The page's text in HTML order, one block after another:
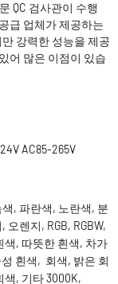
QC 검사관이 수행
급 업체가 제공하는
강력한 성능을 제공
어 많은 이점이 있습
AC85-265V
, 파란색, 노란색, 분
오렌지, RGB, RGBW,
색, 따뜻한 흰색, 차가
흰색, 회색, 밝은 회
색, 기타 3000K,